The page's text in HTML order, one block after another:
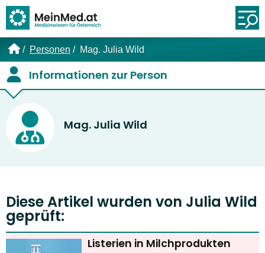
Personen Mag. Julia Wild
Informationen zur Person
Mag. Julia Wild
Diese Artikel wurden von Julia Wild
geprüft:
Listerien in Milchprodukten